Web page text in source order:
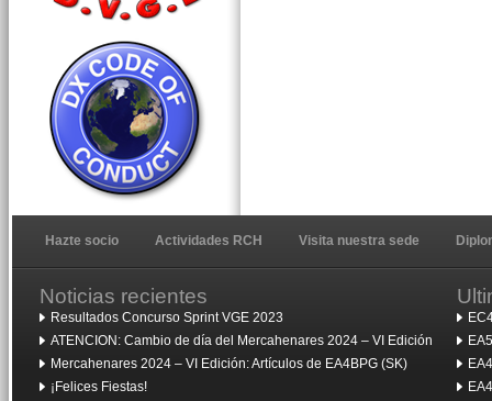
Hazte socio Actividades RCH Visita nuestra sede
Noticias recientes
Resultados Concurso Sprint VGE 2023
ATENCION: Cambio de día del Mercahenares 2024 – VI Edición
Mercahenares 2024 – VI Edición: Artículos de EA4BPG (SK)
¡Felices Fiestas!